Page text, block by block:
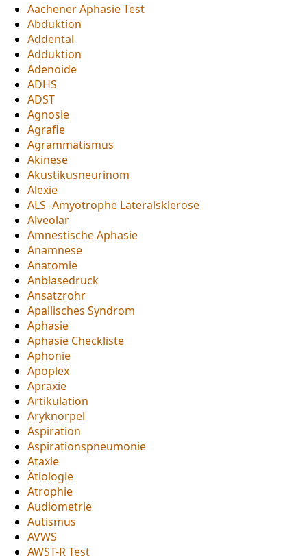
Aachener Aphasie Test
Abduktion
Addental
Adduktion
Adenoide
ADHS
ADST
Agnosie
Agrafie
Agrammatismus
Akinese
Akustikusneurinom
Alexie
ALS -Amyotrophe Lateralsklerose
Alveolar
Amnestische Aphasie
Anamnese
Anatomie
Anblasedruck
Ansatzrohr
Apallisches Syndrom
Aphasie
Aphasie Checkliste
Aphonie
Apoplex
Apraxie
Artikulation
Aryknorpel
Aspiration
Aspirationspneumonie
Ataxie
Ätiologie
Atrophie
Audiometrie
Autismus
AVWS
AWST-R Test